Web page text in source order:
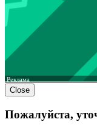
Реклама
Close
Пожалуйста,